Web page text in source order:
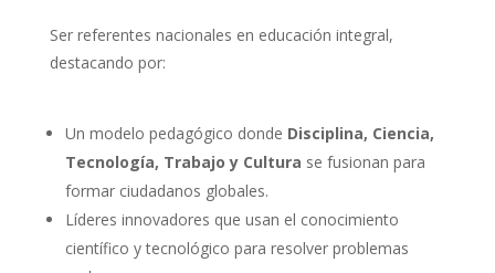
Ser referentes nacionales en educación integral,
destacando por:
Un modelo pedagógico donde Disciplina, Ciencia,
Tecnología, Trabajo y Cultura se fusionan para
formar ciudadanos globales.
Líderes innovadores que usan el conocimiento
científico y tecnológico para resolver problemas